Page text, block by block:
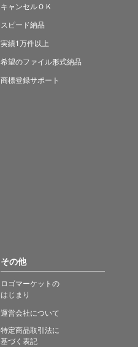
キャンセルＯＫ
スピード納品
実績1万件以上
希望のファイル形式納品
商標登録サポート
その他
ロゴマーケットの
はじまり
運営会社について
特定商品取引法に
基づく表記